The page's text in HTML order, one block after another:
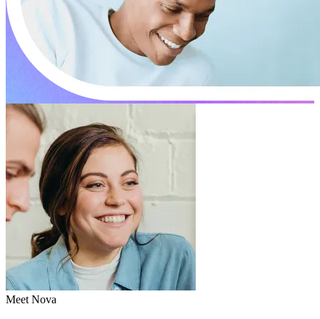
Meet Nova